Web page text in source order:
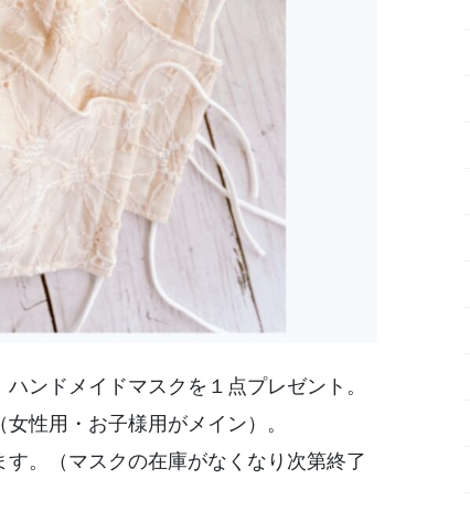
ンドメイドマスクを１点プレゼント。
性用・お子様用がメイン）。
。（マスクの在庫がなくなり次第終了